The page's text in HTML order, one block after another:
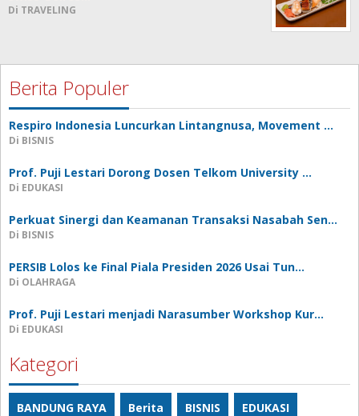
Di TRAVELING
Berita Populer
Respiro Indonesia Luncurkan Lintangnusa, Movement …
Di BISNIS
Prof. Puji Lestari Dorong Dosen Telkom University …
Di EDUKASI
Perkuat Sinergi dan Keamanan Transaksi Nasabah Sen…
Di BISNIS
PERSIB Lolos ke Final Piala Presiden 2026 Usai Tun…
Di OLAHRAGA
Prof. Puji Lestari menjadi Narasumber Workshop Kur…
Di EDUKASI
Kategori
BANDUNG RAYA Berita BISNIS EDUKASI